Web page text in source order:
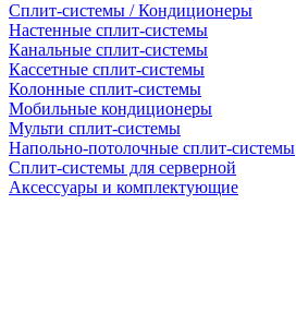
Сплит-системы / Кондиционеры
Настенные сплит-системы
Канальные сплит-системы
Кассетные сплит-системы
Колонные сплит-системы
Мобильные кондиционеры
Мульти сплит-системы
Напольно-потолочные сплит-системы
Сплит-системы для серверной
Аксессуары и комплектующие